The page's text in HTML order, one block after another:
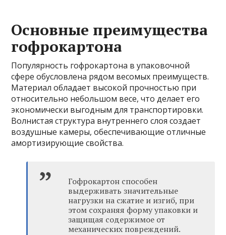
Основные преимущества
гофрокартона
Популярность гофрокартона в упаковочной
сфере обусловлена рядом весомых преимуществ.
Материал обладает высокой прочностью при
относительно небольшом весе, что делает его
экономически выгодным для транспортировки.
Волнистая структура внутреннего слоя создает
воздушные камеры, обеспечивающие отличные
амортизирующие свойства.
Гофрокартон способен
выдерживать значительные
нагрузки на сжатие и изгиб, при
этом сохраняя форму упаковки и
защищая содержимое от
механических повреждений.